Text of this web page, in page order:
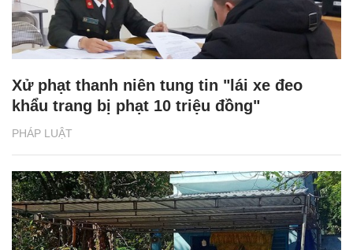
PHÁP LUẬT
Xử phạt thanh niên tung tin "lái xe đeo
khẩu trang bị phạt 10 triệu đồng"